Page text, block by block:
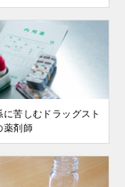
に苦しむドラッグスト
薬剤師